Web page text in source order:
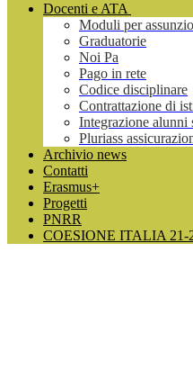
Docenti e ATA
Moduli per
Graduatorie
Noi Pa
Pago in rete
Codice disciplinare
Contrattazione di
Integrazione alunni
Pluriass
Archivio news
Contatti
Erasmus+
Progetti
PNRR
COESIONE ITALIA 21-